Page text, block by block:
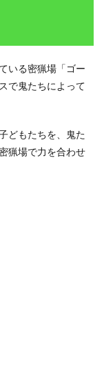
いる密猟場「ゴー
で鬼たちによって
どもたちを、鬼た
猟場で力を合わせ